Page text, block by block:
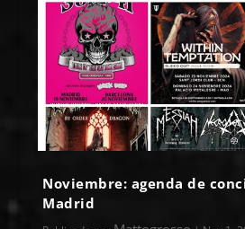
Noviembre: agenda de
Madrid